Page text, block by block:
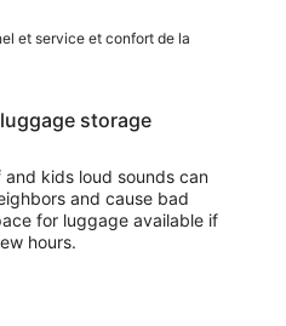
et service et confort de la
storage
and kids loud sounds can
and cause bad
for luggage available if
hours.